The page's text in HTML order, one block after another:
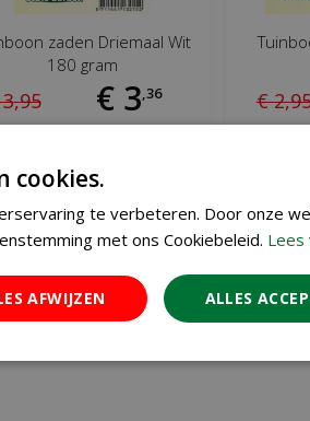
zaden Driemaal Wit
180 gram
3,95 € 3 36
Meer info
€ 2,
cookies.
te verbeteren. Door onze
met ons Cookiebeleid.
ALLES
AFWIJZEN